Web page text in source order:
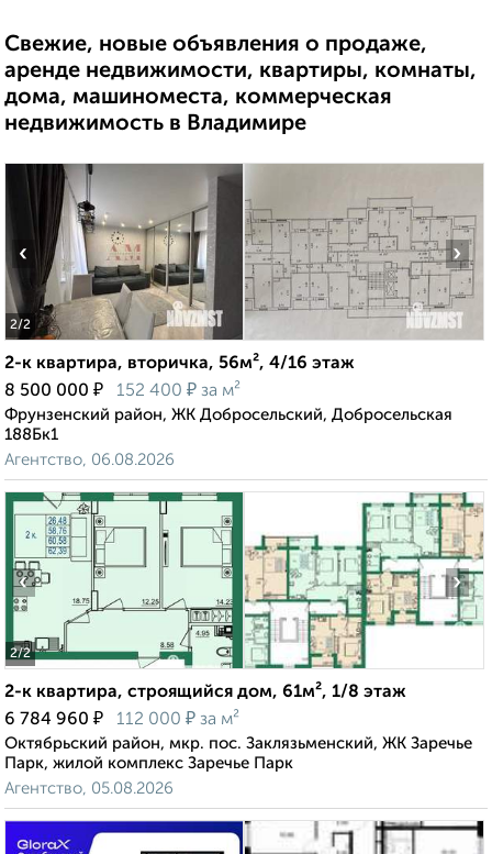
Свежие, новые объявления о продаже,
аренде недвижимости, квартиры, комнаты,
дома, машиноместа, коммерческая
недвижимость в Владимире
2/2
‹ ›
2-к квартира, вторичка, 56м², 4/16 этаж
8 500 000 ₽ 152 400 ₽ за м²
Фрунзенский район, ЖК Добросельский, Добросельская
188Бк1
Агентство, 06.08.2026
2/2
‹ ›
2-к квартира, строящийся дом, 61м², 1/8 этаж
6 784 960 ₽ 112 000 ₽ за м²
Октябрьский район, мкр. пос. Заклязьменский, ЖК Заречье
Парк, жилой комплекс Заречье Парк
Агентство, 05.08.2026